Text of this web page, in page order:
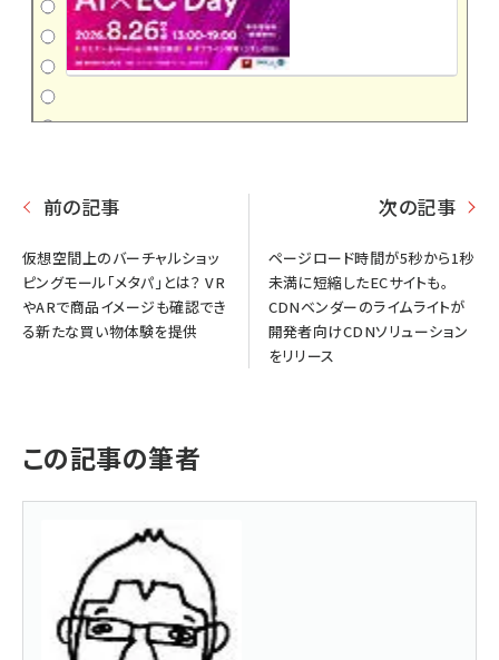
前の記事
仮想空間上のバーチャルショッ
ピングモール「メタパ」とは？ VR
やARで商品イメージも確認でき
る新たな買い物体験を提供
次の記事
ページロード時間が5秒から1秒
未満に短縮したECサイトも。
CDNベンダーのライムライトが
開発者向けCDNソリューション
をリリース
この記事の筆者